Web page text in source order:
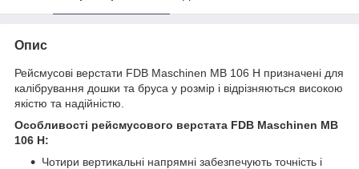
Опис
Рейсмусові верстати FDB Maschinen MB 106 H призначені для
калібрування дошки та бруса у розмір і відрізняються високою
якістю та надійністю.
Особливості рейсмусового верстата FDB Maschinen MB
106 H:
Чотири вертикальні напрямні забезпечують точність і